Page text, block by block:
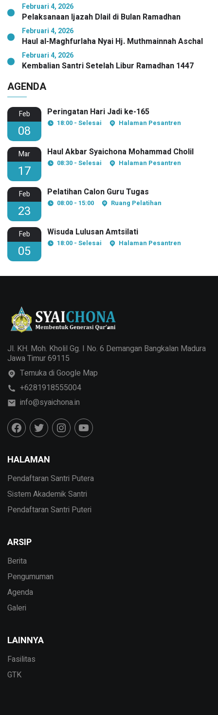
Februari 4, 2026
Pelaksanaan Ijazah Dlail di Bulan Ramadhan
Februari 4, 2026
Haul al-Maghfurlaha Nyai Hj. Muthmainnah Aschal
Februari 4, 2026
Kembalian Santri Setelah Libur Ramadhan 1447
AGENDA
Feb
08
Peringatan Hari Jadi ke-165
18:00 - Selesai Halaman Pesantren
Mar
17
Haul Akbar Syaichona Mohammad Cholil
08:30 - Selesai Halaman Pesantren
Feb
23
Pelatihan Calon Guru Tugas
08:00 - 15:00 Ruang Pelatihan
Feb
05
Wisuda Lulusan Amtsilati
18:00 - Selesai Halaman Pesantren
Jl. KH. Moh. Kholil Gg. I No. 6 Demangan Bangkalan Madura
Jawa Timur 69115
Temuka di Google Map
+6281918555004
info@syaichona.in
HALAMAN
Pendaftaran Santri Putera
Sistem Akademik Santri
Pendaftaran Santri Puteri
ARSIP
Berita
Pengumuman
Agenda
Galeri
LAINNYA
Fasilitas
GTK